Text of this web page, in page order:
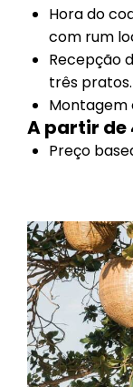
Hora do
com rum
Recepção
três pratos.
Montagem
A partir de
Preço